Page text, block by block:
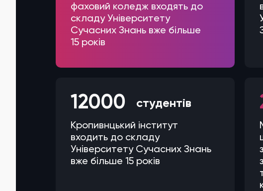
фаховий коледж входять до
складу Університету
Сучасних Знань вже більше
15 років
12000 студентів
Кропивнцький інститут
входить до складу
Університету Сучасних Знань
вже більше 15 років